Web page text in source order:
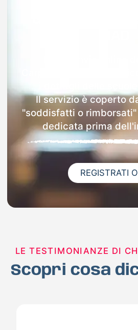
Il servizio è coperto
"soddisfatti o
dedicata prima
REGISTRATI
LE TESTIMONIANZE DI
Scopri cosa